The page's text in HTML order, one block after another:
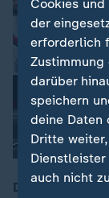
Das
Cookies
der
erforderlich
darüber
speichern
deine Daten
Dritte
Dienstleister
auch nicht